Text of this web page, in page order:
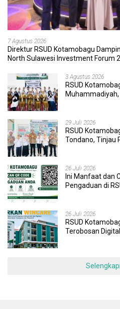
7 Agustus 2026
Direktur RSUD Kotamobagu
North Sulawesi Investment Forum
3 Agustus 2026
RSUD
29 Juli 2026
RSUD
Tondano, Tinjau
26 Juli 2026
Ini Manfaat dan
Pengaduan di
26 Juli 2026
RSUD
Terobosan